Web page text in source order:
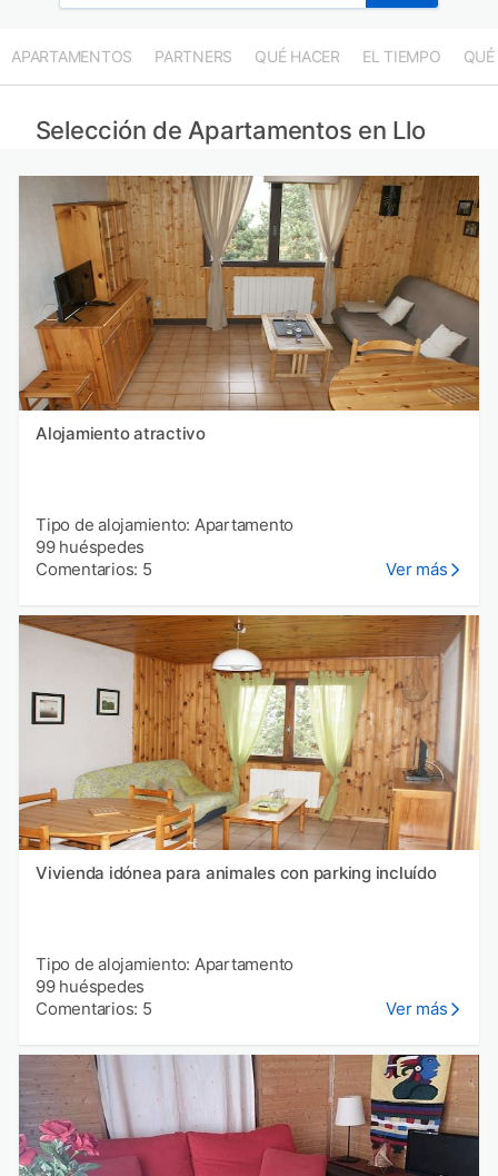
APARTAMENTOS PARTNERS QUÉ HACER EL TIEMPO QUÉ
Selección de Apartamentos en Llo
Alojamiento atractivo
Tipo de alojamiento: Apartamento
99 huéspedes
Comentarios: 5
Ver más
Vivienda idónea para animales con parking incluído
Tipo de alojamiento: Apartamento
99 huéspedes
Comentarios: 5
Ver más